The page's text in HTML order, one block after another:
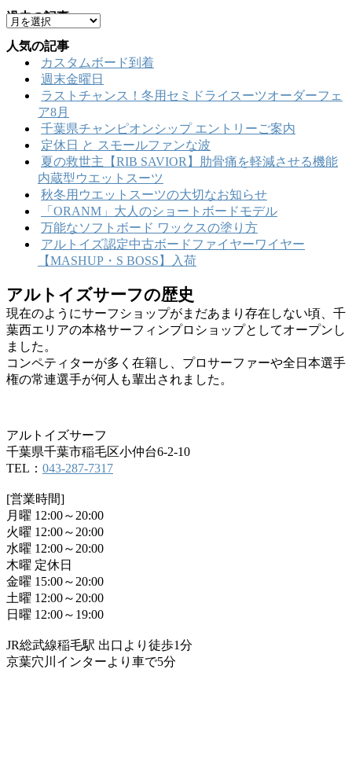
テ
ゴ
リ
ー
過去の記事
ア
ー
カ
人気の記事
カスタムボード到着
週末金曜日
ラストチャンス！冬用セミドライスーツオーダーフェ
ア8月
千葉県チャンピオンシップ エントリーご案内
定休日 と スモールファンな波
夏の救世主【RIB SAVIOR】肋骨痛を軽減させる機能
内蔵型ウエットスーツ
秋冬用ウエットスーツの大切なお知らせ
「ORANM」大人のショートボードモデル
万能なソフトボード ワックスの塗り方
アルトイズ認定中古ボードファイヤーワイヤー
【MASHUP・S BOSS】入荷
アルトイズサーフの歴史
現在のようにサーフショップがまだあまり存在しない頃、千
葉西エリアの本格サーフィンプロショップとしてオープンし
ました。
コンペティターが多く在籍し、プロサーファーや全日本選手
権の常連選手が何人も輩出されました。
アルトイズサーフ
千葉県千葉市稲毛区小仲台6-2-10
TEL： 043-287-7317
[営業時間]
月曜 12:00～20:00
火曜 12:00～20:00
水曜 12:00～20:00
木曜 定休日
金曜 15:00～20:00
土曜 12:00～20:00
日曜 12:00～19:00
JR総武線稲毛駅 出口より徒歩1分
京葉穴川インターより車で5分